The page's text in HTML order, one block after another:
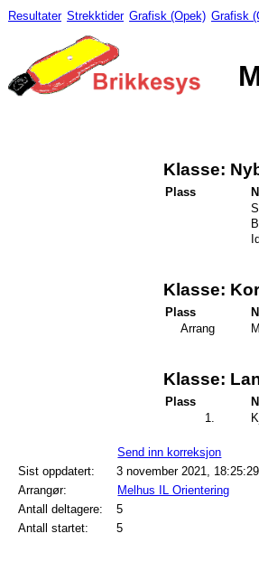
Resultater Strekktider Grafisk (Opek) Grafisk
Klasse:
Plass
Klasse:
Plass
Arrang
Klasse:
Plass
1.
Send inn korreksjon
Sist oppdatert:
3 november 2021, 18:25:29
Arrangør:
Melhus IL Orientering
Antall deltagere:
5
Antall startet:
5